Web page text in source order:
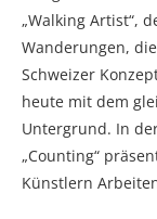
„Walking Artist“,
Wanderungen,
Schweizer
heute mit dem
Untergrund. In
„Counting“
Künstlern